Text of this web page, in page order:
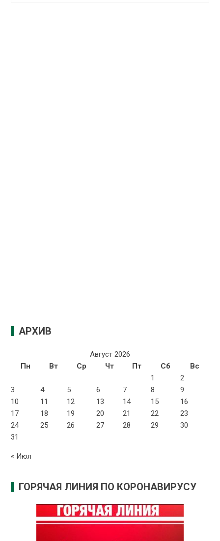
АРХИВ
Август 2026
Пн
Вт Ср Чт Пт Сб
Вс
1
2
3
4 5 6 7 8
9
10
11 12 13 14 15
16
17
18 19 20 21 22
23
24
25 26 27 28 29
30
31
« Июл
ГОРЯЧАЯ ЛИНИЯ ПО КОРОНАВИРУСУ